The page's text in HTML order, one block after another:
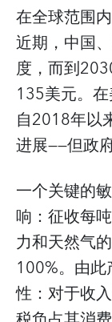
在全球范围
近期，中国
度，而到
135美元。
自2018年以
进展——但政
一个关键的
响：征收每
力和天然气
100%。由
性：对于收